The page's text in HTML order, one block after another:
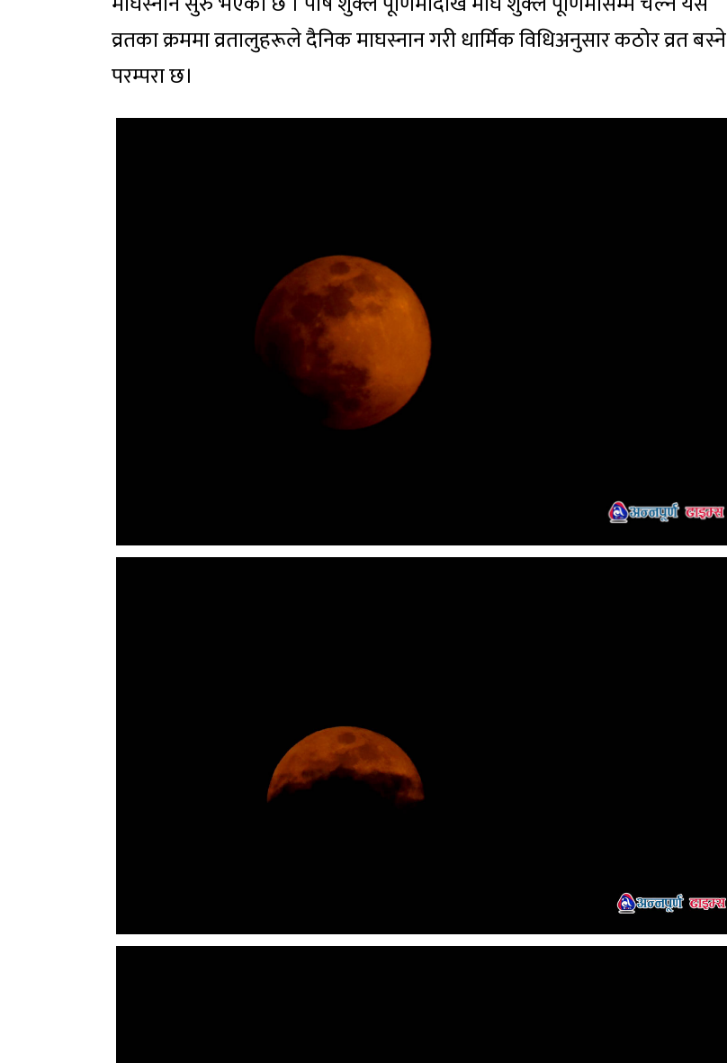
व्रतका क्रममा व्रतालुहरूले दैनिक माघस्नान गरी धार्मिक विधिअनुसार कठोर व्रत बस्ने
परम्परा छ।